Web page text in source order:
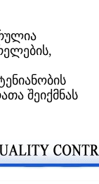
შეიქმნას